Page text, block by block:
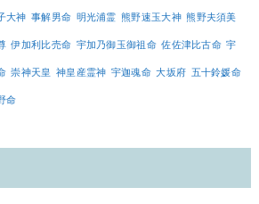
大神 事解男命 明光浦霊 熊野速玉大神 熊野夫須美
伊加利比売命 宇加乃御玉御祖命 佐佐津比古命 宇
崇神天皇 神皇産霊神 宇迦魂命 大坂府 五十鈴媛命
命